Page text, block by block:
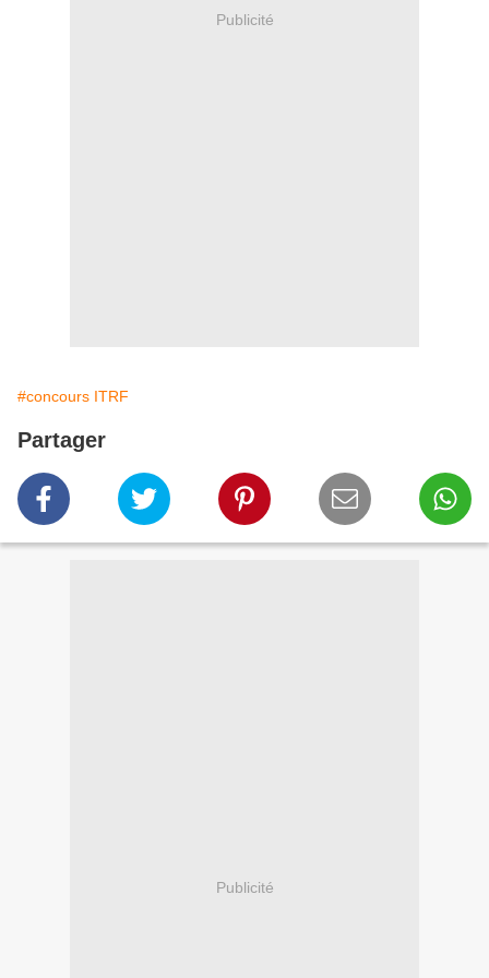
Publicité
#concours ITRF
Partager
Publicité